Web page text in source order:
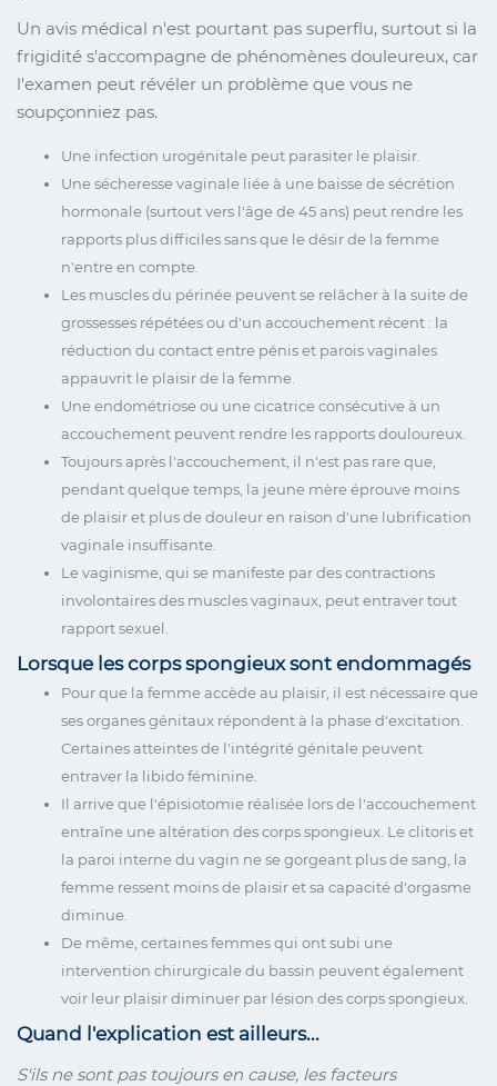
Un avis médical n'est pourtant pas superflu, surtout si la
frigidité s'accompagne de phénomènes douleureux, car
l'examen peut révéler un problème que vous ne
soupçonniez pas.
Une infection urogénitale peut parasiter le plaisir.
Une sécheresse vaginale liée à une baisse de sécrétion
hormonale (surtout vers l'âge de 45 ans) peut rendre les
rapports plus difficiles sans que le désir de la femme
n'entre en compte.
Les muscles du périnée peuvent se relâcher à la suite de
grossesses répétées ou d'un accouchement récent : la
réduction du contact entre pénis et parois vaginales
appauvrit le plaisir de la femme.
Une endométriose ou une cicatrice consécutive à un
accouchement peuvent rendre les rapports douloureux.
Toujours après l'accouchement, il n'est pas rare que,
pendant quelque temps, la jeune mère éprouve moins
de plaisir et plus de douleur en raison d'une lubrification
vaginale insuffisante.
Le vaginisme, qui se manifeste par des contractions
involontaires des muscles vaginaux, peut entraver tout
rapport sexuel.
Lorsque les corps spongieux sont endommagés
Pour que la femme accède au plaisir, il est nécessaire que
ses organes génitaux répondent à la phase d'excitation.
Certaines atteintes de l'intégrité génitale peuvent
entraver la libido féminine.
Il arrive que l'épisiotomie réalisée lors de l'accouchement
entraîne une altération des corps spongieux. Le clitoris et
la paroi interne du vagin ne se gorgeant plus de sang, la
femme ressent moins de plaisir et sa capacité d'orgasme
diminue.
De même, certaines femmes qui ont subi une
intervention chirurgicale du bassin peuvent également
voir leur plaisir diminuer par lésion des corps spongieux.
Quand l'explication est ailleurs...
S'ils ne sont pas toujours en cause, les facteurs